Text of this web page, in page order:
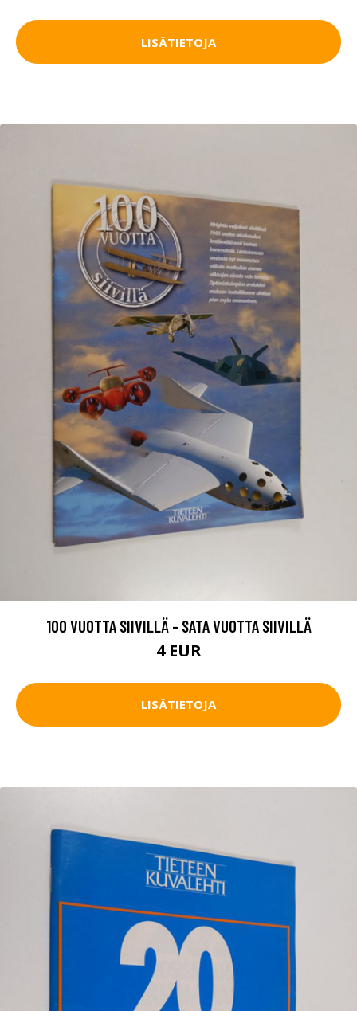
LISÄTIETOJA
100 VUOTTA SIIVILLÄ - SATA VUOTTA SIIVILLÄ
4 EUR
LISÄTIETOJA